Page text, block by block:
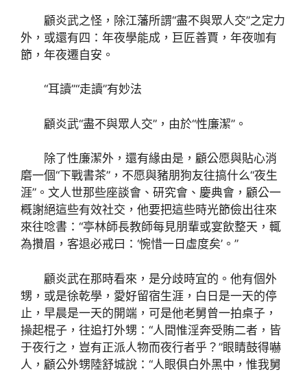
顧炎武之怪，除江藩所謂“盡不與眾人交”之定力
外，或還有四：年夜學能成，巨匠善賈，年夜咖有
節，年夜遷自安。
“耳讀”“走讀”有妙法
顧炎武“盡不與眾人交”，由於“性廉潔”。
除了性廉潔外，還有緣由是，顧公愿與貼心消
磨一個“下戰書茶”，不愿與豬朋狗友往搞什么“夜生
涯”。文人世那些座談會、研究會、慶典會，顧公一
概謝絕這些有效社交，他要把這些時光節儉出往來
來往唸書：“亭林師長教師每見朋輩或宴飲整天，輒
為攢眉，客退必戒曰：‘惋惜一日虛度矣’。”
顧炎武在那時看來，是分歧時宜的。他有個外
甥，或是徐乾學，愛好留宿生涯，白日是一天的停
止，早晨是一天的開端，可是他老舅曾一拍桌子，
操起棍子，往追打外甥：“人間惟淫奔受賄二者，皆
于夜行之，豈有正派人物而夜行者乎？”眼睛鼓得嚇
人，顧公外甥陸舒城說：“人眼俱白外黑中，惟我舅